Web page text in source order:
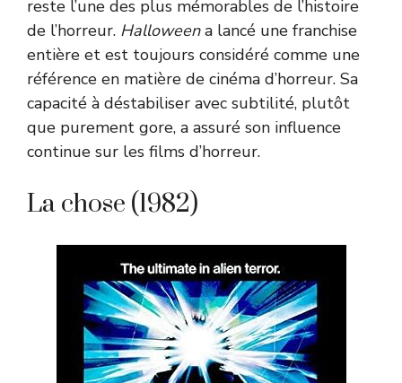
reste l’une des plus mémorables de l’histoire
de l’horreur. Halloweena lancé une franchise
entière et est toujours considéré comme une
référence en matière de cinéma d’horreur. Sa
capacité à déstabiliser avec subtilité, plutôt
que purement gore, a assuré son influence
continue sur les films d’horreur.
La chose (1982)